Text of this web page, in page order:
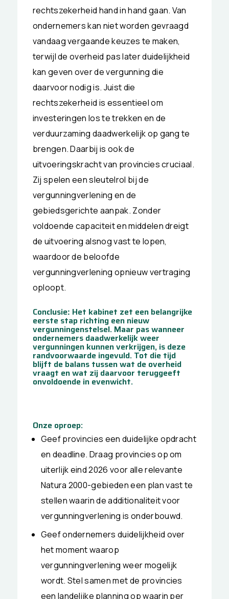
rechtszekerheid hand in hand gaan. Van
ondernemers kan niet worden gevraagd
vandaag vergaande keuzes te maken,
terwijl de overheid pas later duidelijkheid
kan geven over de vergunning die
daarvoor nodig is. Juist die
rechtszekerheid is essentieel om
investeringen los te trekken en de
verduurzaming daadwerkelijk op gang te
brengen. Daarbij is ook de
uitvoeringskracht van provincies cruciaal.
Zij spelen een sleutelrol bij de
vergunningverlening en de
gebiedsgerichte aanpak. Zonder
voldoende capaciteit en middelen dreigt
de uitvoering alsnog vast te lopen,
waardoor de beloofde
vergunningverlening opnieuw vertraging
oploopt.
Conclusie: Het kabinet zet een belangrijke
eerste stap richting een nieuw
vergunningenstelsel. Maar pas wanneer
ondernemers daadwerkelijk weer
vergunningen kunnen verkrijgen, is deze
randvoorwaarde ingevuld. Tot die tijd
blijft de balans tussen wat de overheid
vraagt en wat zij daarvoor teruggeeft
onvoldoende in evenwicht.
Onze oproep:
Geef provincies een duidelijke opdracht
en deadline. Draag provincies op om
uiterlijk eind 2026 voor alle relevante
Natura 2000-gebieden een plan vast te
stellen waarin de additionaliteit voor
vergunningverlening is onderbouwd.
Geef ondernemers duidelijkheid over
het moment waarop
vergunningverlening weer mogelijk
wordt. Stel samen met de provincies
een landelijke planning op waarin per